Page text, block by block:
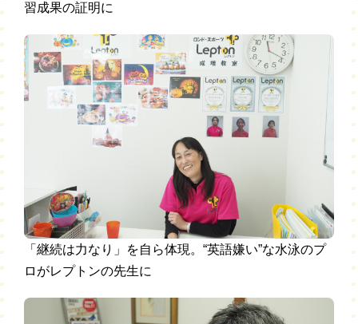
習成果の証明に
「継続は力なり」を自ら体現。“英語嫌い”な水泳のプ
ロがレプトンの先生に